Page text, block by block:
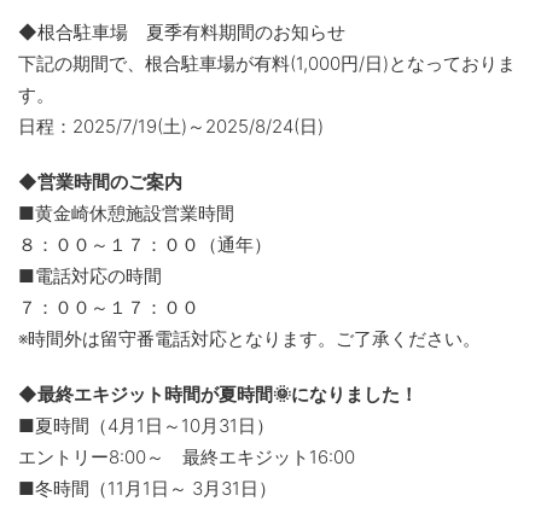
◆根合駐車場 夏季有料期間のお知らせ
下記の期間で、根合駐車場が有料(1,000円/日)となっておりま
す。
日程：2025/7/19(土)～2025/8/24(日)
◆営業時間のご案内
■黄金崎休憩施設営業時間
８：００～１７：００（通年）
■電話対応の時間
７：００～１７：００
※時間外は留守番電話対応となります。ご了承ください。
◆最終エキジット時間が夏時間🌞になりました！
■夏時間（4月1日～10月31日）
エントリー8:00～ 最終エキジット16:00
■冬時間（11月1日～ 3月31日）